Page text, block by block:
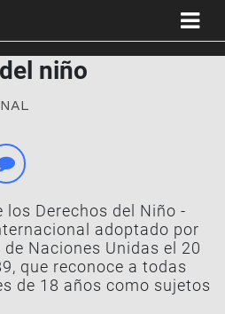
niño
los Derechos del Niño -
adoptado por
Naciones Unidas el 20
que reconoce a todas
de 18 años como sujetos